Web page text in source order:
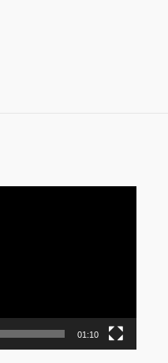
01:10